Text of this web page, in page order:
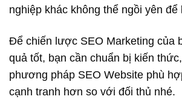
nghiệp khác không thể ngồi yên
Để chiến lược SEO Marketing của
quả tốt, bạn cần chuẩn bị kiến
phương pháp SEO Website phù
cạnh tranh hơn so với đối thủ nhé.